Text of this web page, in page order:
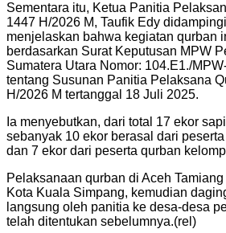
Sementara itu, Ketua Panitia
1447 H/2026 M, Taufik Edy
menjelaskan bahwa kegiatan qurban
berdasarkan Surat Keputusan MPW
Sumatera Utara Nomor: 104.E1./
tentang Susunan Panitia Pelaksana
H/2026 M tertanggal 18 Juli 2025.
Ia menyebutkan, dari total 17 ekor
sebanyak 10 ekor berasal dari
dan 7 ekor dari peserta qurban
Pelaksanaan qurban di Aceh
Kota Kuala Simpang, kemudian
langsung oleh panitia ke desa-desa
telah ditentukan sebelumnya.(rel)